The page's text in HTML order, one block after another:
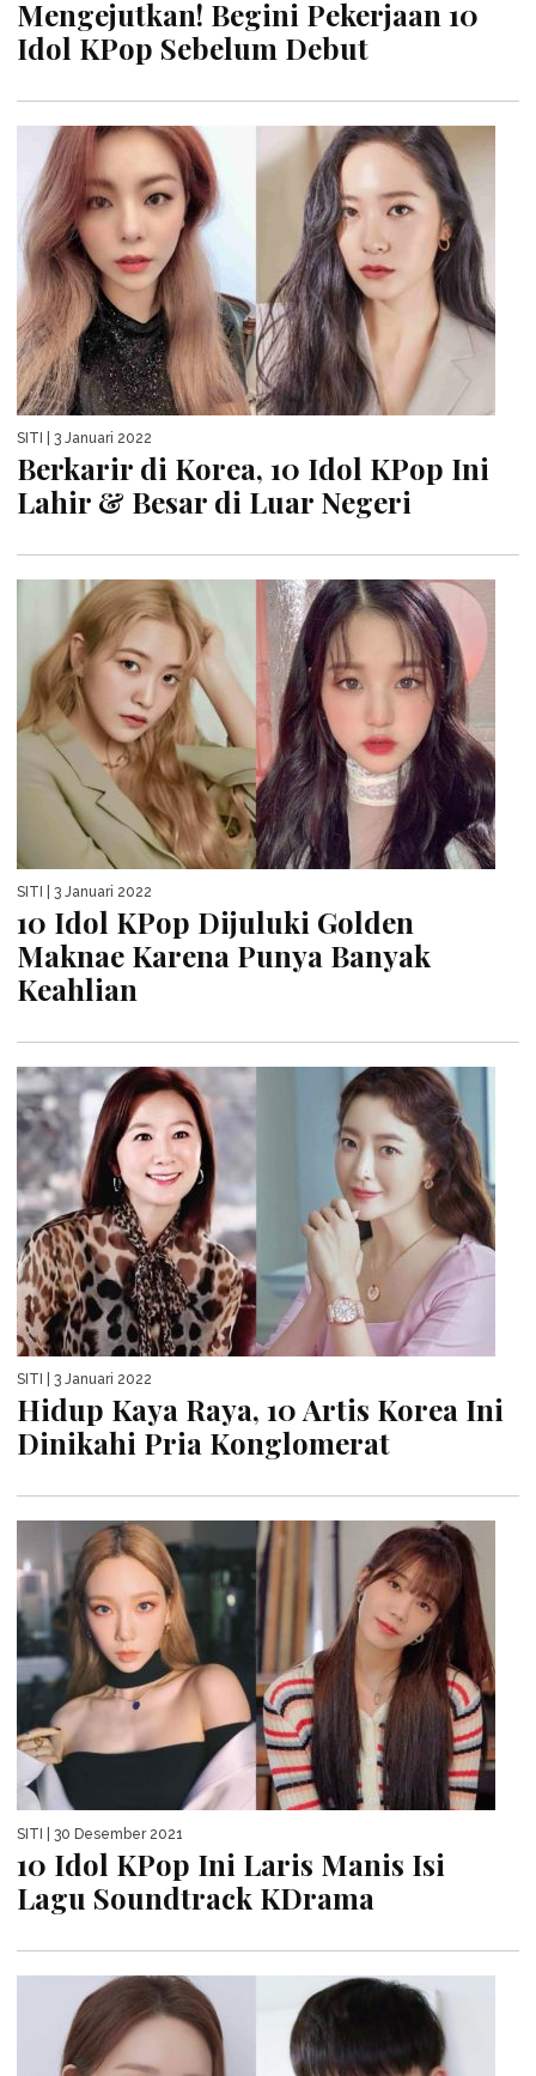
Mengejutkan! Begini Pekerjaan 10
Idol KPop Sebelum Debut
SITI | 3 Januari 2022
Berkarir di Korea, 10 Idol KPop Ini
Lahir & Besar di Luar Negeri
SITI | 3 Januari 2022
10 Idol KPop Dijuluki Golden
Maknae Karena Punya Banyak
Keahlian
SITI | 3 Januari 2022
Hidup Kaya Raya, 10 Artis Korea Ini
Dinikahi Pria Konglomerat
SITI | 30 Desember 2021
10 Idol KPop Ini Laris Manis Isi
Lagu Soundtrack KDrama